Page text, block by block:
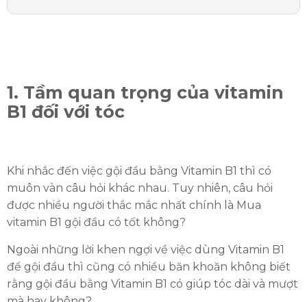
1. Tầm quan trọng của vitamin
B1 đối với tóc
Khi nhắc đến việc gội đầu bằng Vitamin B1 thì có
muôn vàn câu hỏi khác nhau. Tuy nhiên, câu hỏi
được nhiều người thắc mắc nhất chính là Mua
vitamin B1 gội đầu có tốt không?
Ngoài những lời khen ngợi về việc dùng Vitamin B1
để gội đầu thì cũng có nhiều băn khoăn không biết
rằng gội đầu bằng Vitamin B1 có giúp tóc dài và mượt